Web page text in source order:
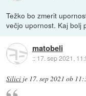
Težko bo zmerit
večjo upornost. Kaj bolj
matobeli
:: 17. sep 2021,
Silici je 17. sep 2021 ob